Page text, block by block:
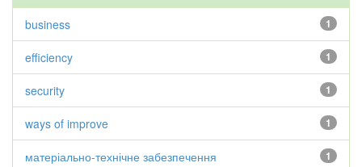
1
business
1
efficiency
1
security
1
ways of improve
1
матеріально-технічне забезпечення